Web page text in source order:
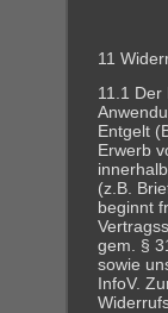
11
11.1 Der
Entgelt
Erwerb
(z.B.
beginnt
gem. §
sowie
InfoV.